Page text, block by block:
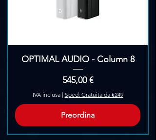
OPTIMAL AUDIO - Column 8
Prezzo
545,00 €
IVA inclusa| Sped. Gratuita da €249
Preordina